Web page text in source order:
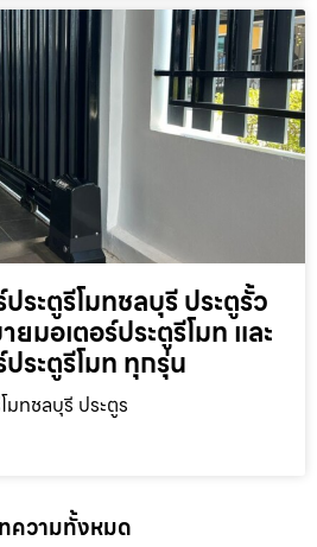
ระตูรีโมทชลบุรี ประตูรั้ว
มอเตอร์ประตูรีโมท และ
ระตูรีโมท ทุกรุ่น
มทชลบุรี ประตูร
ความทั้งหมด